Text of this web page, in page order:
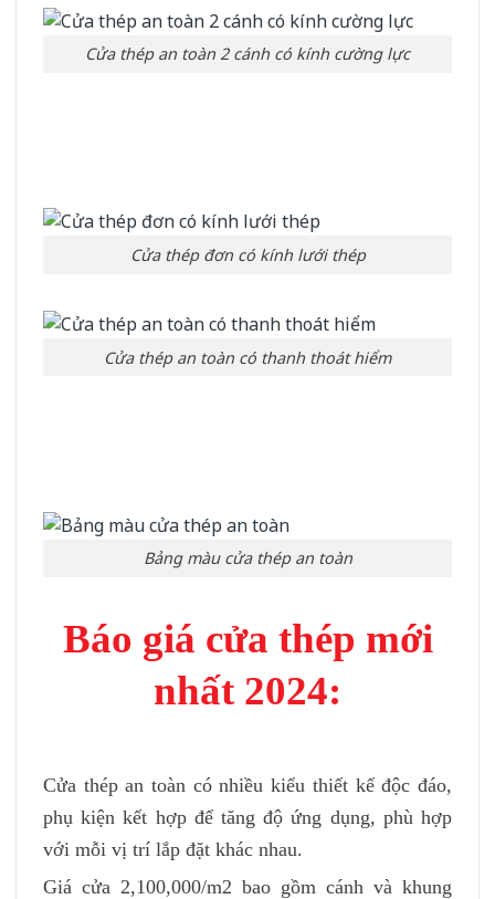
Cửa thép an toàn 2 cánh có kính cường lực
Cửa thép đơn có kính lưới thép
Cửa thép an toàn có thanh thoát hiểm
Bảng màu cửa thép an toàn
Báo giá cửa thép mới
nhất 2024:
Cửa thép an toàn có nhiều kiểu thiết kế độc đáo,
phụ kiện kết hợp để tăng độ ứng dụng, phù hợp
với mỗi vị trí lắp đặt khác nhau.
Giá cửa 2,100,000/m2 bao gồm cánh và khung